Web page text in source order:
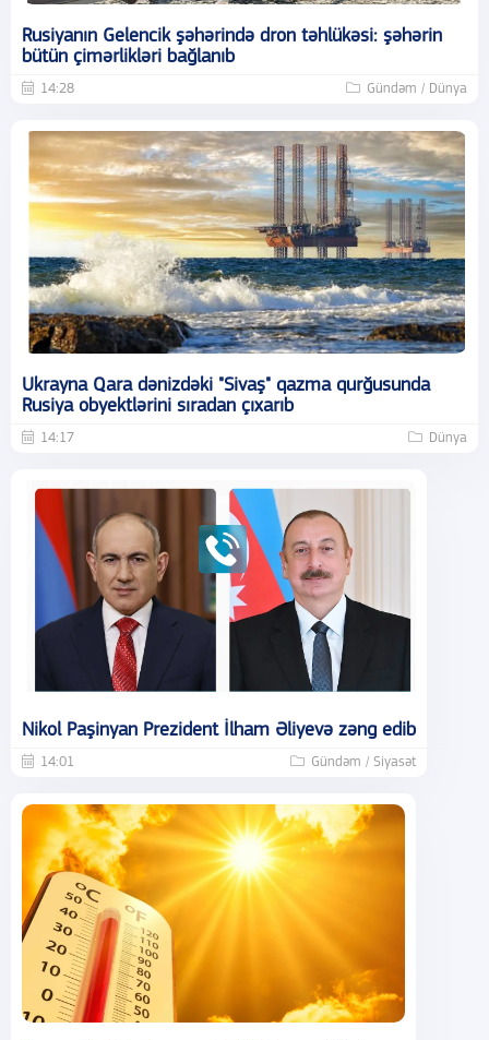
Rusiyanın Gelencik şəhərində dron təhlükəsi: şəhərin
bütün çimərlikləri bağlanıb
14:28 Gündəm / Dünya
Ukrayna Qara dənizdəki "Sivaş" qazma qurğusunda
Rusiya obyektlərini sıradan çıxarıb
14:17 Dünya
Nikol Paşinyan Prezident İlham Əliyevə zəng edib
14:01 Gündəm / Siyasət